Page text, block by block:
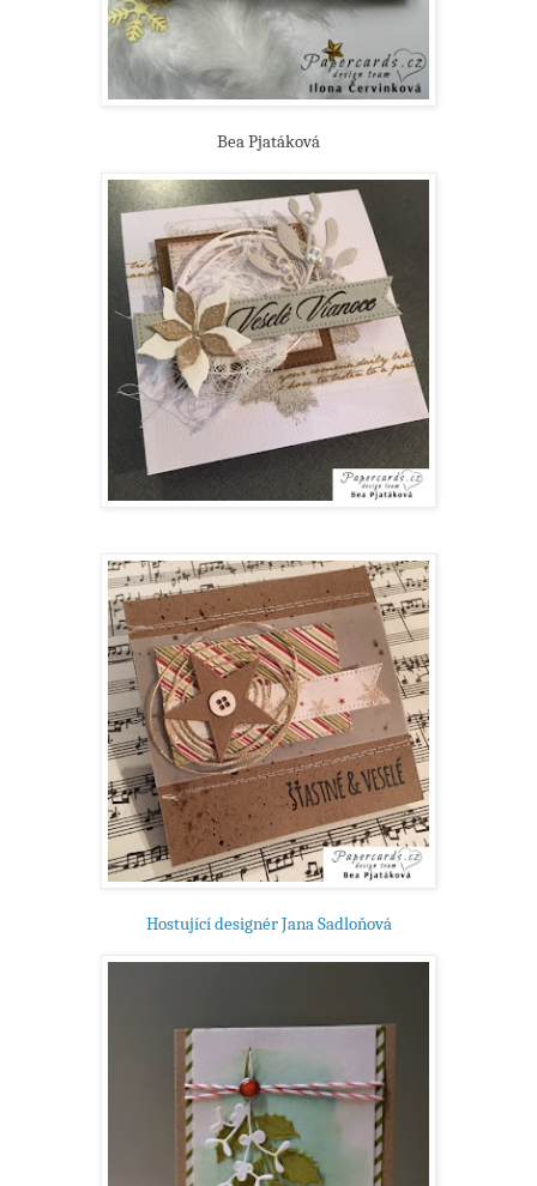
Bea Pjatáková
Hostující designér Jana Sadloňová